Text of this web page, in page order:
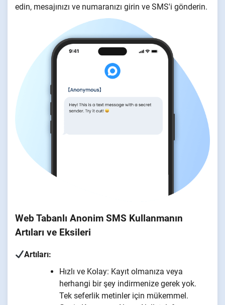
edin, mesajınızı ve numaranızı girin ve SMS'i gönderin.
Web Tabanlı Anonim SMS Kullanmanın
Artıları ve Eksileri
Artıları:
Hızlı ve Kolay: Kayıt olmanıza veya
herhangi bir şey indirmenize gerek yok.
Tek seferlik metinler için mükemmel.